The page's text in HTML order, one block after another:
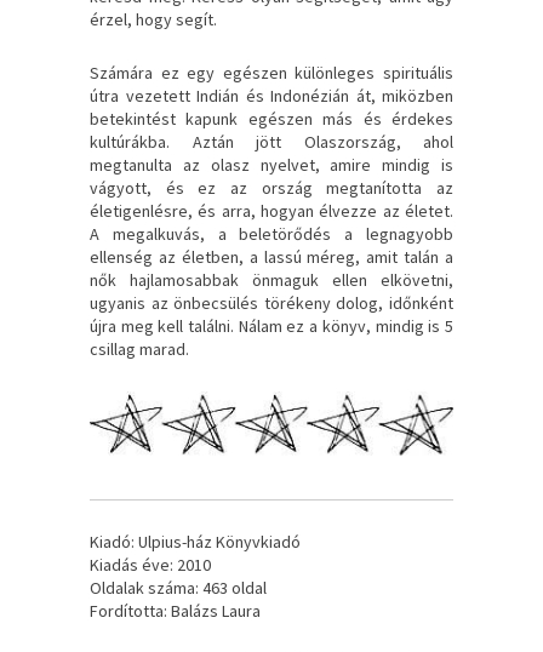
érzel, hogy segít.
Számára ez egy egészen különleges spirituális
útra vezetett Indián és Indonézián át, miközben
betekintést kapunk egészen más és érdekes
kultúrákba. Aztán jött Olaszország, ahol
megtanulta az olasz nyelvet, amire mindig is
vágyott, és ez az ország megtanította az
életigenlésre, és arra, hogyan élvezze az életet.
A megalkuvás, a beletörődés a legnagyobb
ellenség az életben, a lassú méreg, amit talán a
nők hajlamosabbak önmaguk ellen elkövetni,
ugyanis az önbecsülés törékeny dolog, időnként
újra meg kell találni. Nálam ez a könyv, mindig is 5
csillag marad.
Kiadó: Ulpius-ház Könyvkiadó
Kiadás éve: 2010
Oldalak száma: 463 oldal
Fordította: Balázs Laura